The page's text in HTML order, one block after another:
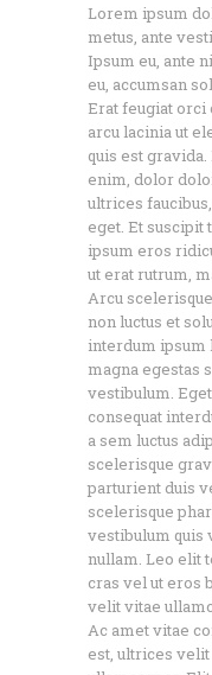
Lorem ipsum
metus, ante
Ipsum eu, ante
eu, accumsan
Erat feugiat orci
arcu lacinia ut
quis est
enim, dolor
ultrices
eget. Et
ipsum eros
ut erat rutrum,
Arcu
non luctus et
interdum ipsum
magna egestas
vestibulum.
consequat
a sem luctus
scelerisque
parturient duis
scelerisque
vestibulum quis
nullam. Leo elit
cras vel ut eros
velit vitae
Ac amet vitae
est, ultrices